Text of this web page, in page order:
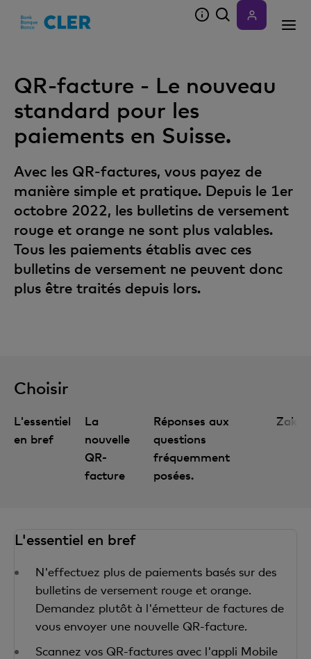
QR-facture - Le nouveau
standard pour les
paiements en Suisse.
Avec les QR-factures, vous payez de
manière simple et pratique. Depuis le 1er
octobre 2022, les bulletins de versement
rouge et orange ne sont plus valables.
Tous les paiements établis avec ces
bulletins de versement ne peuvent donc
plus être traités depuis lors.
Choisir
L'essentiel
en bref
La
nouvelle
QR-
facture
Réponses aux
questions
fréquemment
posées.
Zak
L'essentiel en bref
N'effectuez plus de paiements basés sur des
bulletins de versement rouge et orange.
Demandez plutôt à l'émetteur de factures de
vous envoyer une nouvelle QR-facture.
Scannez vos QR-factures avec l'appli Mobile